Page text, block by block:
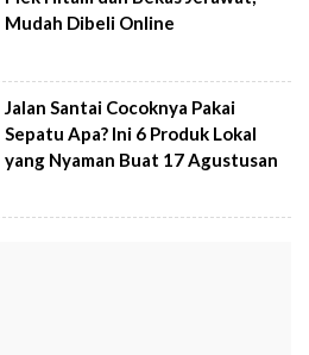
Mudah Dibeli Online
Jalan Santai Cocoknya Pakai
Sepatu Apa? Ini 6 Produk Lokal
yang Nyaman Buat 17 Agustusan